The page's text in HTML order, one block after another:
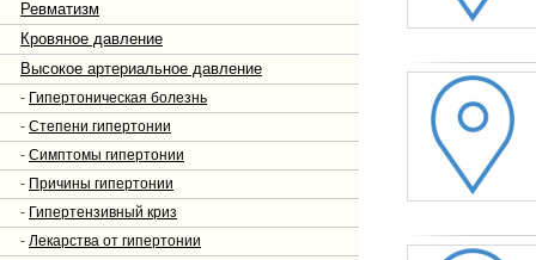
Ревматизм
Кровяное давление
Высокое артериальное давление
- Гипертоническая болезнь
- Степени гипертонии
- Симптомы гипертонии
- Причины гипертонии
- Гипертензивный криз
- Лекарства от гипертонии